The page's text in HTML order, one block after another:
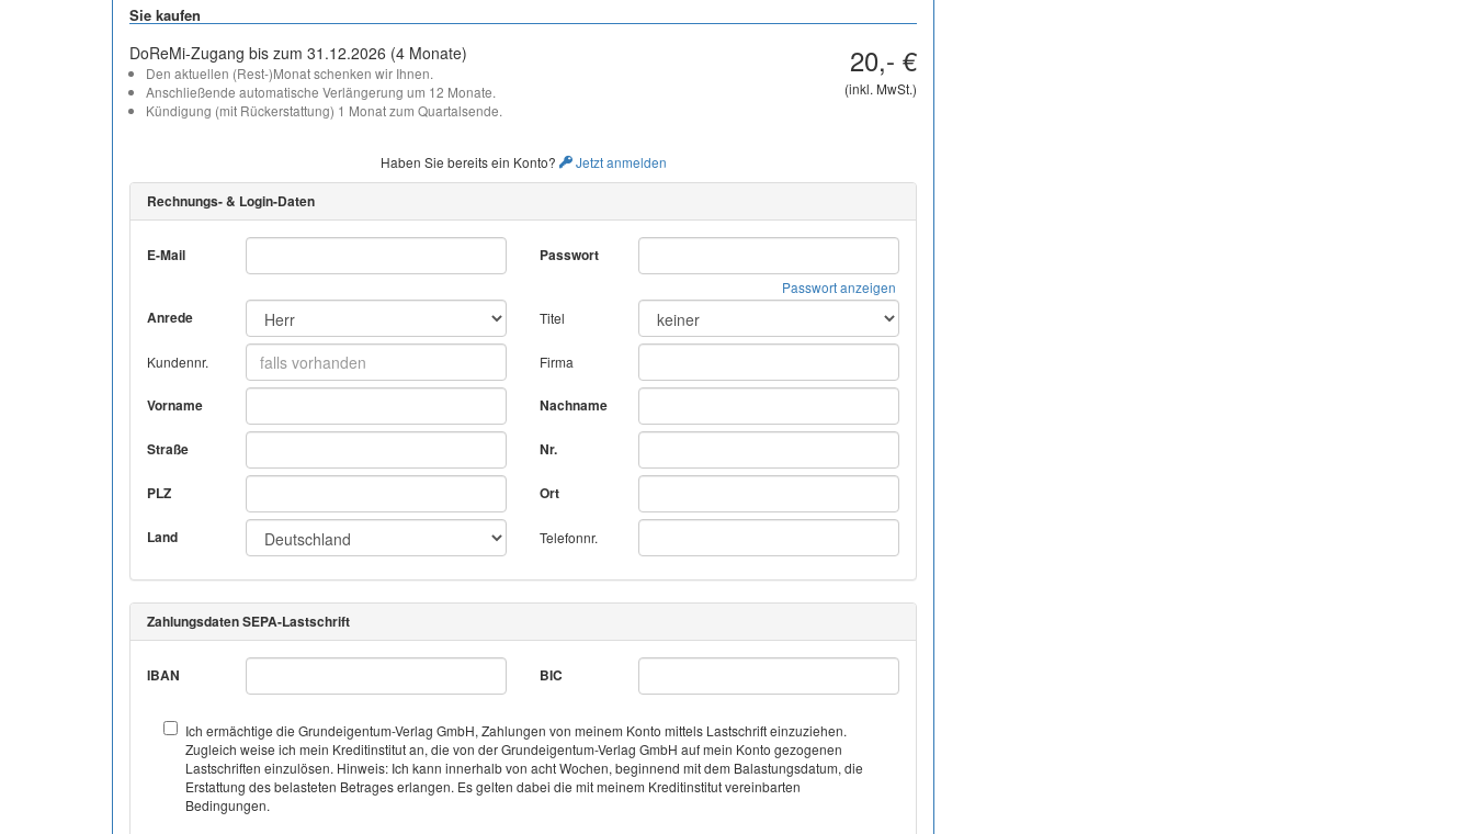
Sie kaufen
DoReMi-Zugang bis zum 31.12.2026 (4 Monate)
Den aktuellen (Rest-)Monat schenken wir Ihnen.
Anschließende automatische Verlängerung um 12 Monate.
Kündigung (mit Rückerstattung) 1 Monat zum Quartalsende.
20,- €
(inkl. MwSt.)
Haben Sie bereits ein Konto? Jetzt anmelden
Rechnungs- & Login-Daten
E-Mail Passwort
Passwort anzeigen
Anrede Titel
Kundennr. Firma
Vorname Nachname
Straße Nr.
PLZ Ort
Land Telefonnr.
Zahlungsdaten SEPA-Lastschrift
IBAN BIC
Ich ermächtige die Grundeigentum-Verlag GmbH, Zahlungen von meinem Konto mittels Lastschrift einzuziehen.
Zugleich weise ich mein Kreditinstitut an, die von der Grundeigentum-Verlag GmbH auf mein Konto gezogenen
Lastschriften einzulösen. Hinweis: Ich kann innerhalb von acht Wochen, beginnend mit dem Balastungsdatum, die
Erstattung des belasteten Betrages erlangen. Es gelten dabei die mit meinem Kreditinstitut vereinbarten
Bedingungen.